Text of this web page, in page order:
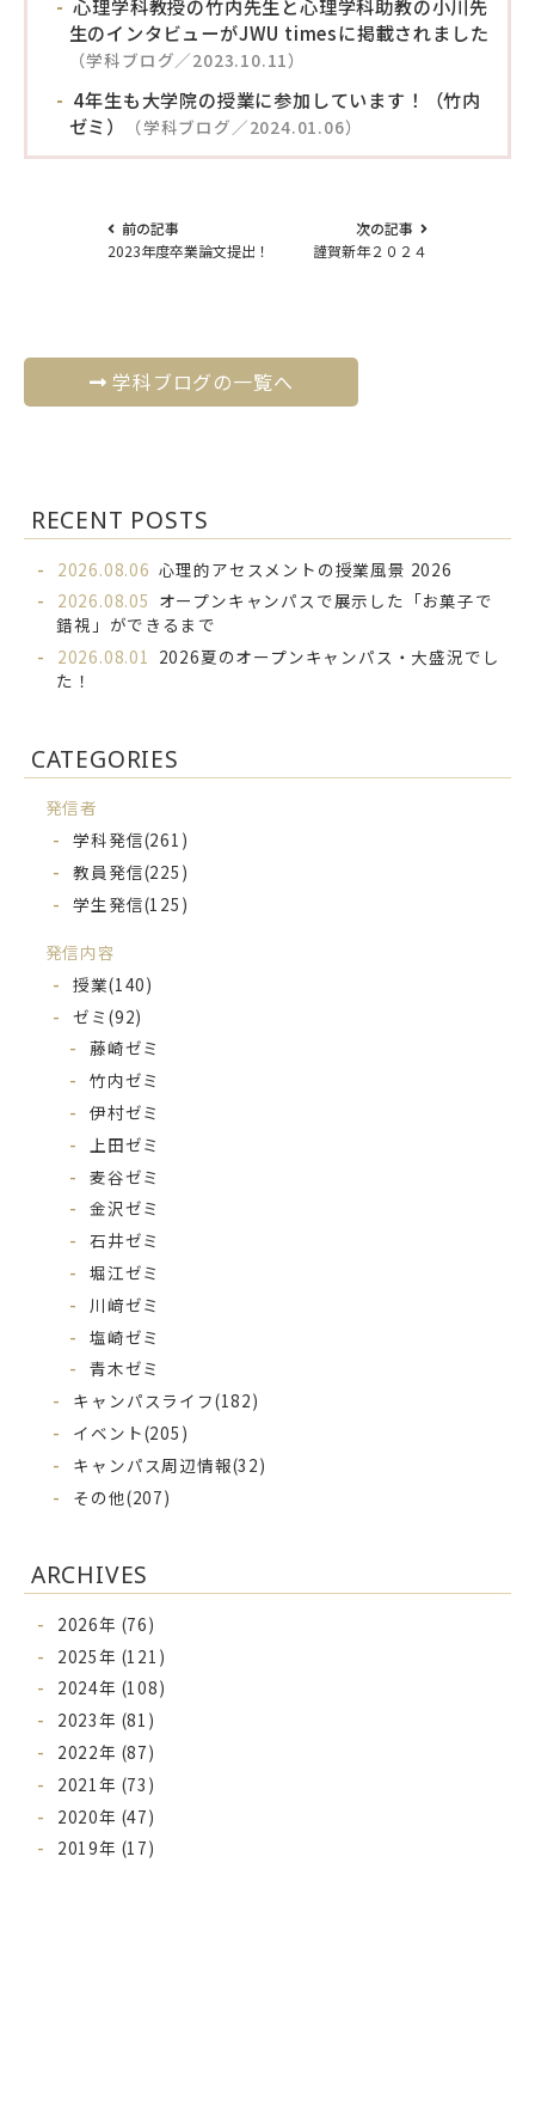
心理学科教授の竹内先生と心理学科助教の小川先
生のインタビューがJWU timesに掲載されました
（学科ブログ／2023.10.11）
4年生も大学院の授業に参加しています！（竹内
ゼミ）
（学科ブログ／2024.01.06）
前の記事
2023年度卒業論文提出！
次の記事
謹賀新年２０２４
学科ブログの一覧へ
RECENT POSTS
2026.08.06 心理的アセスメントの授業風景 2026
2026.08.05 オープンキャンパスで展示した「お菓子で
錯視」ができるまで
2026.08.01 2026夏のオープンキャンパス・大盛況でし
た！
CATEGORIES
発信者
学科発信(261)
教員発信(225)
学生発信(125)
発信内容
授業(140)
ゼミ(92)
藤崎ゼミ
竹内ゼミ
伊村ゼミ
上田ゼミ
麦谷ゼミ
金沢ゼミ
石井ゼミ
堀江ゼミ
川﨑ゼミ
塩崎ゼミ
青木ゼミ
キャンパスライフ(182)
イベント(205)
キャンパス周辺情報(32)
その他(207)
ARCHIVES
2026年 (76)
2025年 (121)
2024年 (108)
2023年 (81)
2022年 (87)
2021年 (73)
2020年 (47)
2019年 (17)